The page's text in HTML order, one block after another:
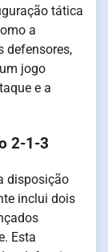
tática
a
defensores,
jogo
e a
2-1-3
disposição
inclui dois
Esta